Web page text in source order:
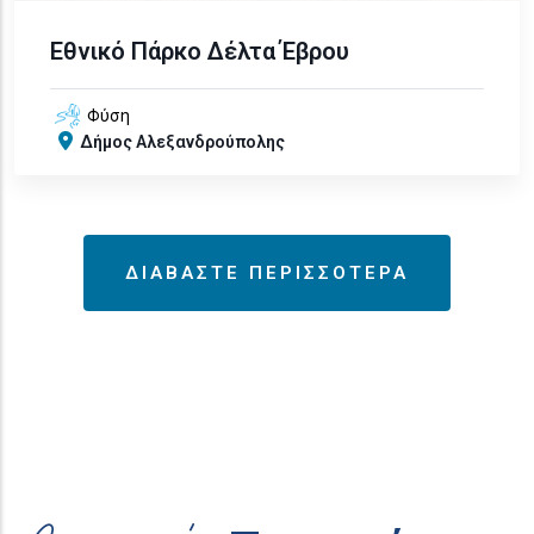
Εθνικό Πάρκο Δέλτα Έβρου
Φύση
Δήμος Αλεξανδρούπολης
ΔΙΑΒΑΣΤΕ ΠΕΡΙΣΣΟΤΕΡΑ